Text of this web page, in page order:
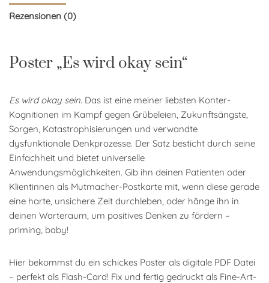
Rezensionen (0)
Poster „Es wird okay sein“
Es wird okay sein. Das ist eine meiner liebsten Konter-
Kognitionen im Kampf gegen Grübeleien, Zukunftsängste,
Sorgen, Katastrophisierungen und verwandte
dysfunktionale Denkprozesse. Der Satz besticht durch seine
Einfachheit und bietet universelle
Anwendungsmöglichkeiten. Gib ihn deinen Patienten oder
Klientinnen als Mutmacher-Postkarte mit, wenn diese gerade
eine harte, unsichere Zeit durchleben, oder hänge ihn in
deinen Warteraum, um positives Denken zu fördern –
priming, baby!
Hier bekommst du ein schickes Poster als digitale PDF Datei
– perfekt als Flash-Card! Fix und fertig gedruckt als Fine-Art-